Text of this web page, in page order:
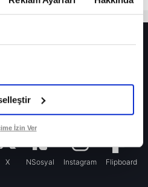
İzin Ver
Devre arasında gelmişti
Greenwood için olay sözler!
Almada!
X NSosyal Instagram Flipboard